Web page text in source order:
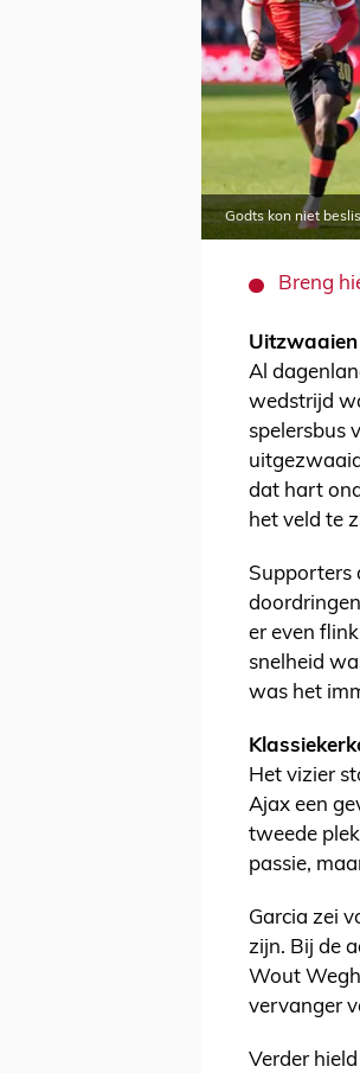
Godts kon niet
Breng
Al
wedstrijd
spelersbus
dat hart
het veld te
Supporters
er even
snelheid
was het
Het vizier
Ajax een
tweede
passie,
Garcia zei
zijn. Bij de
Wout
vervanger
Verder